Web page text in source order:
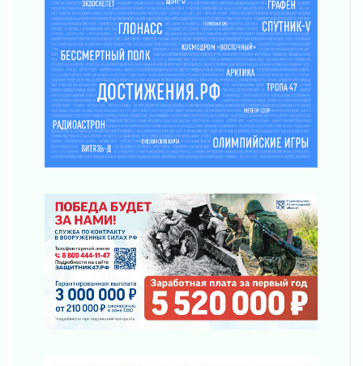
«Активное лето»
02 августа 2026
Ленобласть отметила заслуги жителей перед
регионом и страной
02 августа 2026
Ладога — не пруд
02 августа 2026
ПСК через Гослуслуги напомнит жителям
Ленинградской области о неоплаченных
02 августа 2026
Пропавшего подростка нашли в Кировском
районе Ленобласти
02 августа 2026
Жителям Ленобласти напомнили, как
действовать при укусе клеща
02 августа 2026
В Ивангороде назвали новых почетных